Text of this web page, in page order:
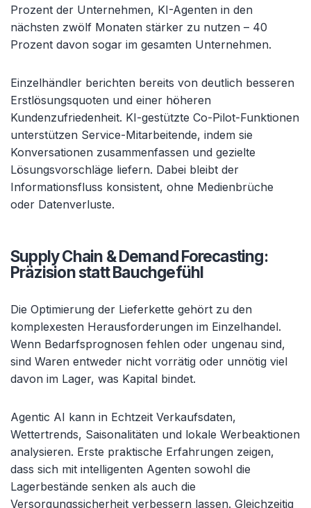
Prozent der Unternehmen, KI-Agenten in den
nächsten zwölf Monaten stärker zu nutzen – 40
Prozent davon sogar im gesamten Unternehmen.
Einzelhändler berichten bereits von deutlich besseren
Erstlösungsquoten und einer höheren
Kundenzufriedenheit. KI-gestützte Co-Pilot-Funktionen
unterstützen Service-Mitarbeitende, indem sie
Konversationen zusammenfassen und gezielte
Lösungsvorschläge liefern. Dabei bleibt der
Informationsfluss konsistent, ohne Medienbrüche
oder Datenverluste.
Supply Chain & Demand Forecasting:
Präzision statt Bauchgefühl
Die Optimierung der Lieferkette gehört zu den
komplexesten Herausforderungen im Einzelhandel.
Wenn Bedarfsprognosen fehlen oder ungenau sind,
sind Waren entweder nicht vorrätig oder unnötig viel
davon im Lager, was Kapital bindet.
Agentic AI kann in Echtzeit Verkaufsdaten,
Wettertrends, Saisonalitäten und lokale Werbeaktionen
analysieren. Erste praktische Erfahrungen zeigen,
dass sich mit intelligenten Agenten sowohl die
Lagerbestände senken als auch die
Versorgungssicherheit verbessern lassen. Gleichzeitig